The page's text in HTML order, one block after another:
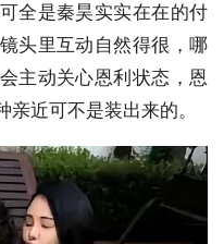
全是秦昊实实在在的付
头里互动自然得很，哪
主动关心恩利状态，恩
近可不是装出来的。